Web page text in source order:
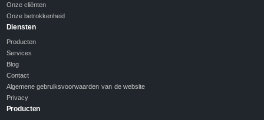
Onze cliënten
Onze betrokkenheid
Diensten
Producten
Services
Blog
Contact
Algemene gebruiksvoorwaarden van de website
Privacy
Producten